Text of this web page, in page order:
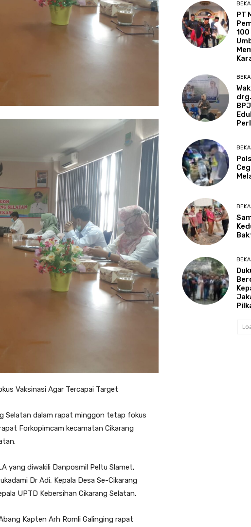
Vaksinasi Agar Tercapai Target
Selatan dalam rapat minggon tetap fokus
Forkopimcam kecamatan Cikarang
yang diwakili Danposmil Peltu Slamet,
Dr Adi, Kepala Desa Se-Cikarang
UPTD Kebersihan Cikarang Selatan.
Kapten Arh Romli Galinging rapat
PT